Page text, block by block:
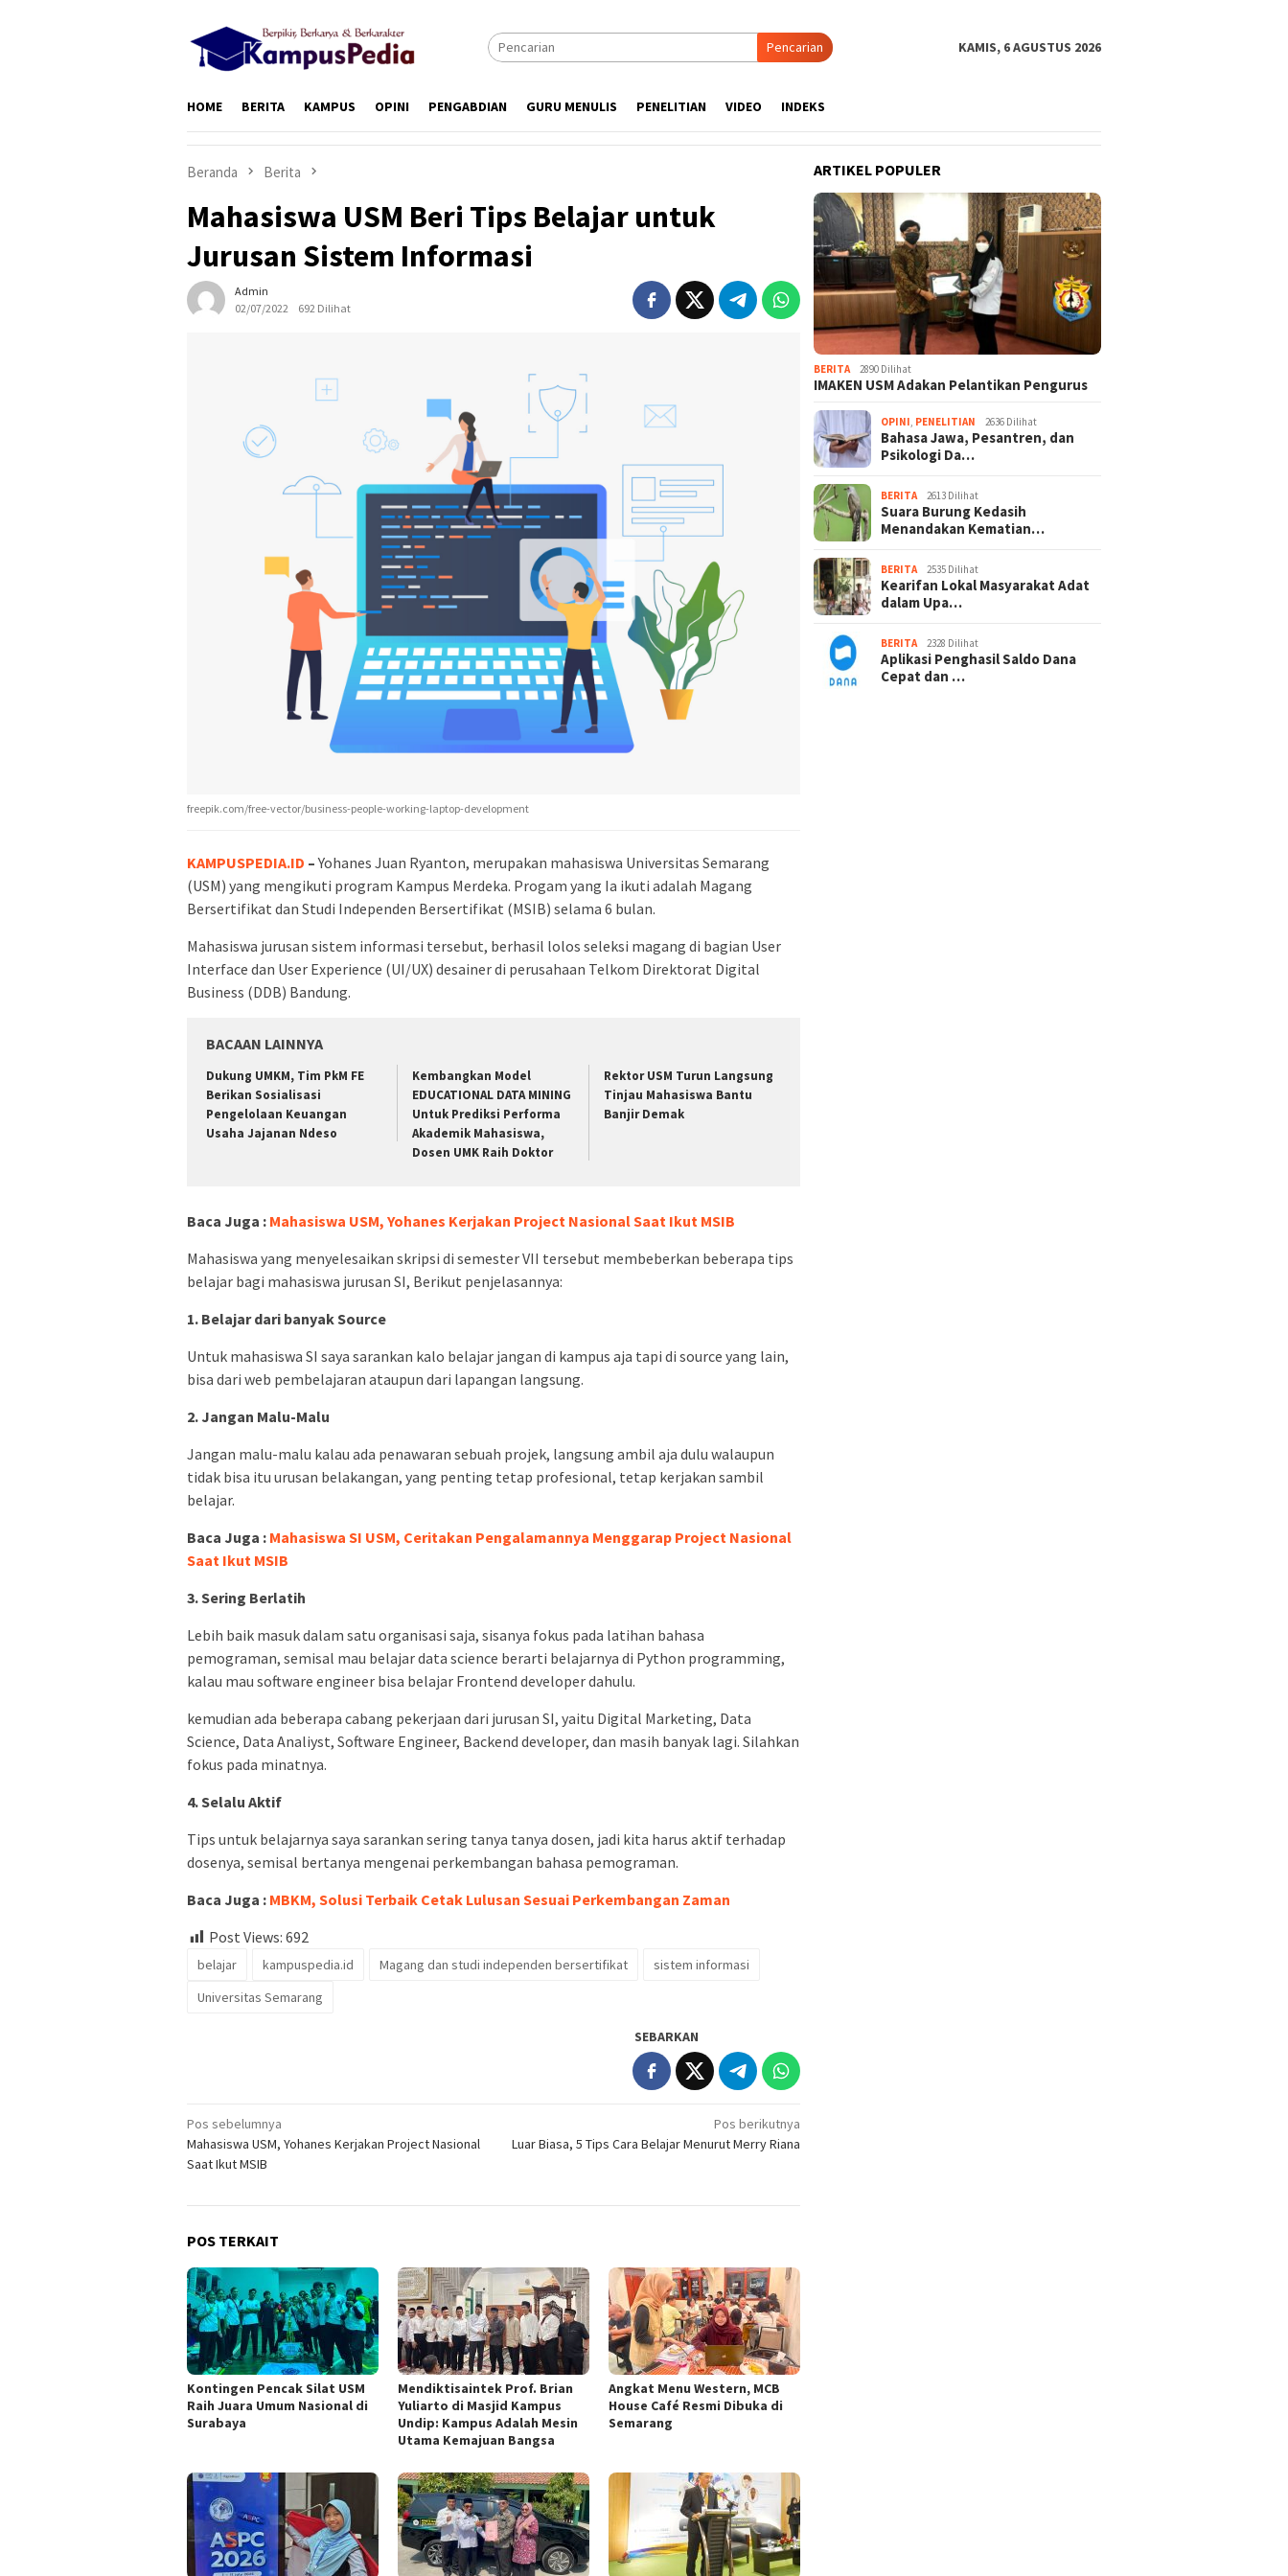
Pencarian KAMIS, 6 AGUSTUS 2026
HOME BERITA KAMPUS OPINI PENGABDIAN GURU MENULIS PENELITIAN VIDEO INDEKS
Beranda Berita
Mahasiswa USM Beri Tips Belajar untuk
Jurusan Sistem Informasi
Admin
02/07/2022
692 Dilihat
freepik.com/free-vector/business-people-working-laptop-development
KAMPUSPEDIA.ID –Yohanes Juan Ryanton, merupakan mahasiswa Universitas Semarang
(USM) yang mengikuti program Kampus Merdeka. Progam yang Ia ikuti adalah Magang
Bersertifikat dan Studi Independen Bersertifikat (MSIB) selama 6 bulan.
Mahasiswa jurusan sistem informasi tersebut, berhasil lolos seleksi magang di bagian User
Interface dan User Experience (UI/UX) desainer di perusahaan Telkom Direktorat Digital
Business (DDB) Bandung.
BACAAN LAINNYA
Dukung UMKM, Tim PkM FE
Berikan Sosialisasi
Pengelolaan Keuangan
Usaha Jajanan Ndeso
Kembangkan Model
EDUCATIONAL DATA MINING
Untuk Prediksi Performa
Akademik Mahasiswa,
Dosen UMK Raih Doktor
Rektor USM Turun Langsung
Tinjau Mahasiswa Bantu
Banjir Demak
Baca Juga : Mahasiswa USM, Yohanes Kerjakan Project Nasional Saat Ikut MSIB
Mahasiswa yang menyelesaikan skripsi di semester VII tersebut membeberkan beberapa tips
belajar bagi mahasiswa jurusan SI, Berikut penjelasannya:
1. Belajar dari banyak Source
Untuk mahasiswa SI saya sarankan kalo belajar jangan di kampus aja tapi di source yang lain,
bisa dari web pembelajaran ataupun dari lapangan langsung.
2. Jangan Malu-Malu
Jangan malu-malu kalau ada penawaran sebuah projek, langsung ambil aja dulu walaupun
tidak bisa itu urusan belakangan, yang penting tetap profesional, tetap kerjakan sambil
belajar.
Baca Juga : Mahasiswa SI USM, Ceritakan Pengalamannya Menggarap Project Nasional
Saat Ikut MSIB
3. Sering Berlatih
Lebih baik masuk dalam satu organisasi saja, sisanya fokus pada latihan bahasa
pemograman, semisal mau belajar data science berarti belajarnya di Python programming,
kalau mau software engineer bisa belajar Frontend developer dahulu.
kemudian ada beberapa cabang pekerjaan dari jurusan SI, yaitu Digital Marketing, Data
Science, Data Analiyst, Software Engineer, Backend developer, dan masih banyak lagi. Silahkan
fokus pada minatnya.
4. Selalu Aktif
Tips untuk belajarnya saya sarankan sering tanya tanya dosen, jadi kita harus aktif terhadap
dosenya, semisal bertanya mengenai perkembangan bahasa pemograman.
Baca Juga : MBKM, Solusi Terbaik Cetak Lulusan Sesuai Perkembangan Zaman
Post Views: 692
belajar kampuspedia.id Magang dan studi independen bersertifikat
sistem informasi
Universitas Semarang
SEBARKAN
Navigasi
pos
Pos sebelumnya
Mahasiswa USM, Yohanes Kerjakan Project Nasional
Saat Ikut MSIB
Pos berikutnya
Luar Biasa, 5 Tips Cara Belajar Menurut Merry Riana
POS TERKAIT
Kontingen Pencak Silat USM
Raih Juara Umum Nasional di
Surabaya
Mendiktisaintek Prof. Brian
Yuliarto di Masjid Kampus
Undip: Kampus Adalah Mesin
Utama Kemajuan Bangsa
Angkat Menu Western, MCB
House Café Resmi Dibuka di
Semarang
ARTIKEL POPULER
BERITA 2890 Dilihat
IMAKEN USM Adakan Pelantikan Pengurus
OPINI PENELITIAN 2636 Dilihat
Bahasa Jawa, Pesantren, dan
Psikologi Da…
BERITA 2613 Dilihat
Suara Burung Kedasih
Menandakan Kematian…
BERITA 2535 Dilihat
Kearifan Lokal Masyarakat Adat
dalam Upa…
BERITA 2328 Dilihat
Aplikasi Penghasil Saldo Dana
Cepat dan …